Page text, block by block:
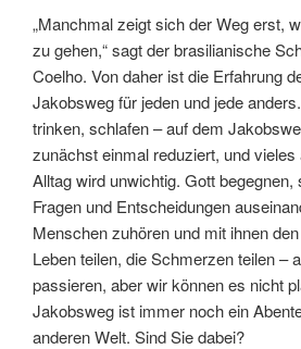
„Manchmal zeigt sich der Weg erst,
zu gehen,“ sagt der brasilianische
Coelho. Von daher ist die Erfahrung
Jakobsweg für jeden und jede
trinken, schlafen – auf dem
zunächst einmal reduziert, und
Alltag wird unwichtig. Gott
Fragen und Entscheidungen
Menschen zuhören und mit ihnen
Leben teilen, die Schmerzen teilen –
passieren, aber wir können es nicht
Jakobsweg ist immer noch ein
anderen Welt. Sind Sie dabei?